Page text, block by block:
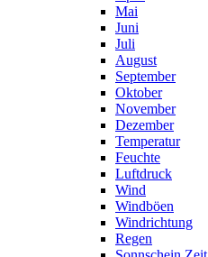
Mai
Juni
Juli
August
September
Oktober
November
Dezember
Temperatur
Feuchte
Luftdruck
Wind
Windböen
Windrichtung
Regen